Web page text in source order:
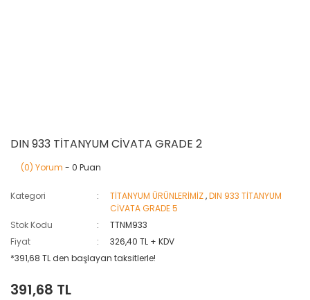
DIN 933 TİTANYUM CİVATA GRADE 2
(0) Yorum - 0 Puan
Kategori TİTANYUM ÜRÜNLERİMİZ,DIN 933 TİTANYUM
CİVATA GRADE 5
Stok Kodu
TTNM933
Fiyat
326,40 TL + KDV
*391,68 TL den başlayan taksitlerle!
391,68 TL